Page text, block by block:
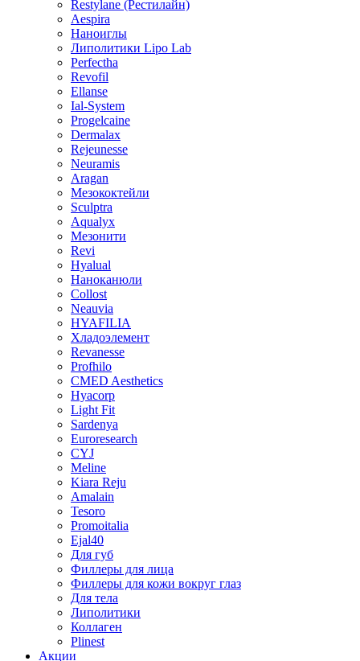
Restylane (Рестилайн)
Aespira
Наноиглы
Липолитики Lipo Lab
Perfectha
Revofil
Ellanse
Ial-System
Progelcaine
Dermalax
Rejeunesse
Neuramis
Aragan
Мезококтейли
Sculptra
Aqualyx
Мезонити
Revi
Hyalual
Наноканюли
Collost
Neauvia
HYAFILIA
Хладоэлемент
Revanesse
Profhilo
CMED Aesthetics
Hyacorp
Light Fit
Sardenya
Euroresearch
CYJ
Meline
Kiara Reju
Amalain
Tesoro
Promoitalia
Ejal40
Для губ
Филлеры для лица
Филлеры для кожи вокруг глаз
Для тела
Липолитики
Коллаген
Plinest
Акции